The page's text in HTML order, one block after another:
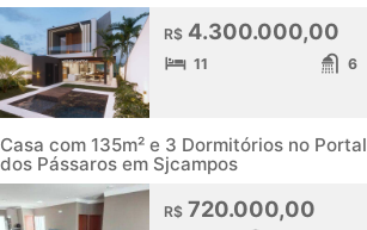
R$4.300.000,00
11 6
Casa com 135m² e 3 Dormitórios no Portal
dos Pássaros em Sjcampos
R$720.000,00